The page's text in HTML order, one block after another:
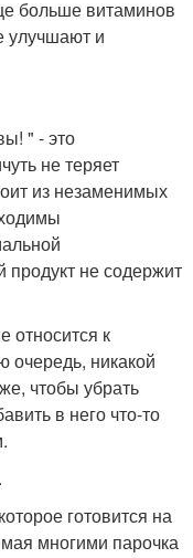
больше витаминов
улучшают и
" - это
не теряет
из незаменимых
продукт не содержит
относится к
очередь, никакой
чтобы убрать
в него что-то
готовится на
многими парочка